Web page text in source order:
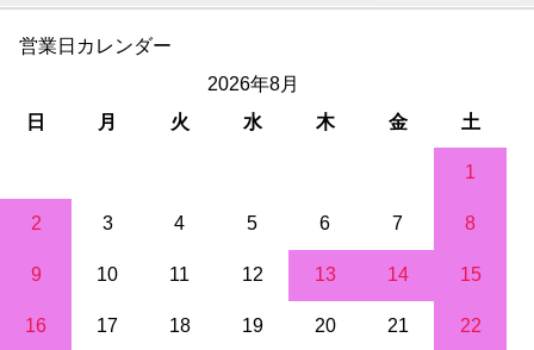
営業日カレンダー
2026年8月
日
月 火 水 木 金 土
1
2 3 4 5 6 7 8
9 10 11 12 13 14 15
16 17 18 19 20 21 22